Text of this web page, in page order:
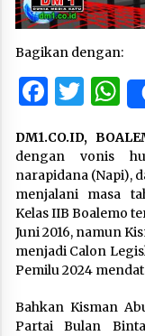
Bagikan dengan:
DM1.CO.ID,
dengan vonis
narapidana (Napi),
menjalani masa
Kelas IIB Boalemo
Juni 2016, namun
menjadi Calon
Pemilu 2024
Bahkan Kisman
Partai Bulan